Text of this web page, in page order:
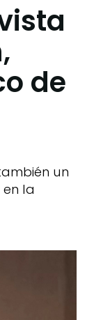
de
un
la